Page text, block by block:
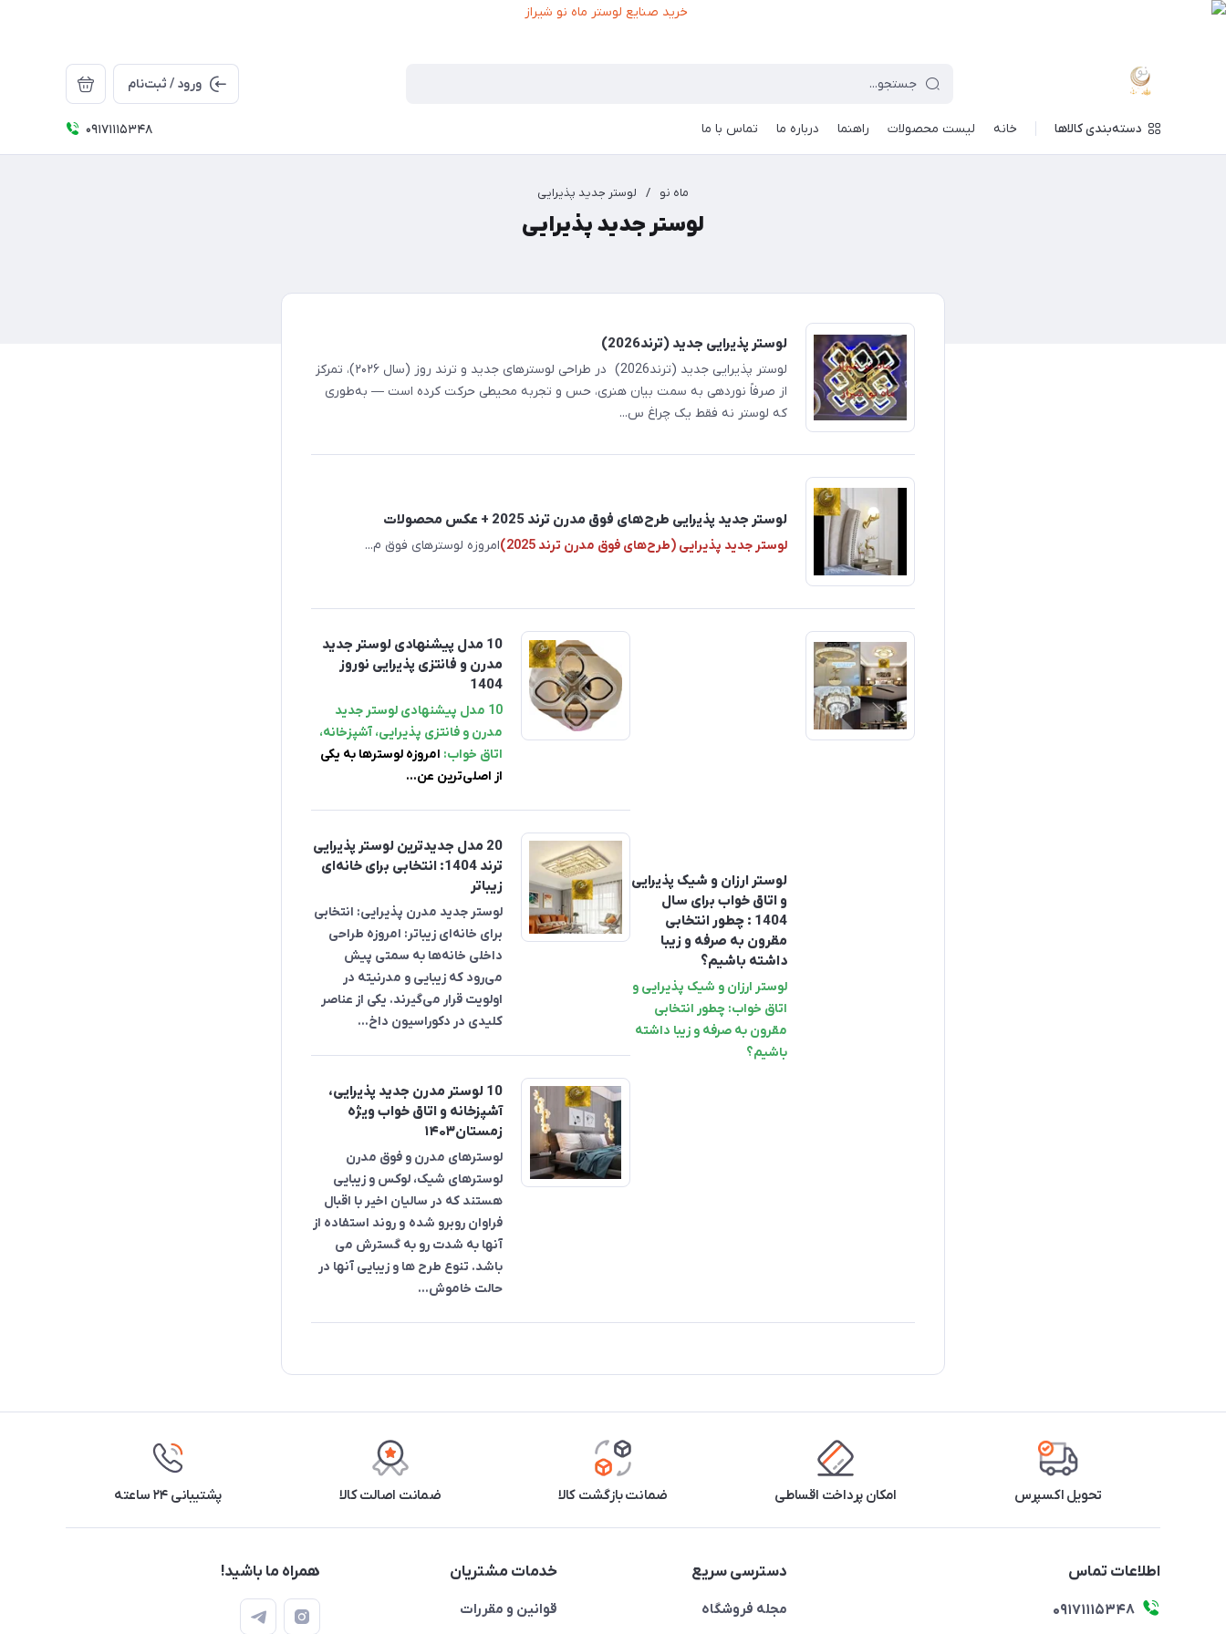
ورود / ثبت‌نام
دسته‌بندی کالاها خانه لیست محصولات راهنما درباره ما تماس با ما 09171115348
ماه نو / لوستر جدید پذیرایی
لوستر جدید پذیرایی
لوستر پذیرایی جدید (ترند2026)
لوستر پذیرایی جدید (ترند2026) در طراحی لوسترهای جدید و ترند روز (سال ۲۰۲۶)، تمرکز
از صرفاً نوردهی به سمت بیان هنری، حس و تجربه محیطی حرکت کرده است — به‌طوری
که لوستر نه فقط یک چراغ س...
لوستر جدید پذیرایی طرح‌های فوق مدرن ترند 2025 + عکس محصولات
لوستر جدید پذیرایی (طرح‌های فوق مدرن ترند 2025) امروزه لوسترهای فوق م...
لوستر ارزان و شیک پذیرایی
و اتاق خواب برای سال
1404 : چطور انتخابی
مقرون به صرفه و زیبا
داشته باشیم؟
لوستر ارزان و شیک پذیرایی و
اتاق خواب: چطور انتخابی
مقرون به صرفه و زیبا داشته
باشیم؟
10 مدل‌ پیشنهادی لوستر جدید
مدرن و فانتزی پذیرایی نوروز
1404
10 مدل‌ پیشنهادی لوستر جدید
مدرن و فانتزی پذیرایی، آشپزخانه،
اتاق خواب: امروزه لوسترها به یکی
از اصلی‌ترین عن...
20 مدل جدیدترین لوستر پذیرایی
ترند 1404: انتخابی برای خانه‌ای
زیباتر
لوستر جدید مدرن پذیرایی: انتخابی
برای خانه‌ای زیباتر: امروزه طراحی
داخلی خانه‌ها به سمتی پیش
می‌رود که زیبایی و مدرنیته در
اولویت قرار می‌گیرند. یکی از عناصر
کلیدی در دکوراسیون داخ...
10 لوستر مدرن جدید پذیرایی،
آشپزخانه و اتاق خواب ویژه
زمستان۱۴۰۳
لوسترهای مدرن و فوق مدرن
لوسترهای شیک، لوکس و زیبایی
هستند که در سالیان اخیر با اقبال
فراوان روبرو شده و روند استفاده از
آنها به شدت رو به گسترش می
باشد. تنوع طرح ها و زیبایی آنها در
حالت خاموش...
تحویل اکسپرس امکان پرداخت اقساطی ضمانت بازگشت کالا ضمانت اصالت کالا پشتیبانی ۲۴ ساعته
اطلاعات تماس
09171115348
دسترسی سریع
مجله فروشگاه
خدمات مشتریان
قوانین و مقررات
همراه ما باشید!